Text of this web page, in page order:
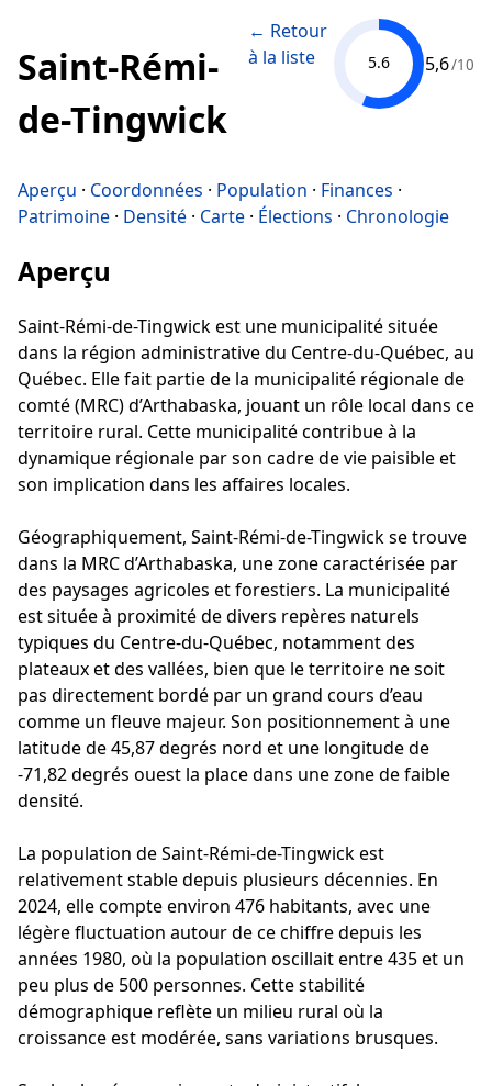
Saint-Rémi-
de-Tingwick
← Retour
à la liste
5.6 5,6/10
Aperçu · Coordonnées · Population · Finances ·
Patrimoine · Densité · Carte · Élections · Chronologie
Aperçu
Saint-Rémi-de-Tingwick est une municipalité située
dans la région administrative du Centre-du-Québec, au
Québec. Elle fait partie de la municipalité régionale de
comté (MRC) d’Arthabaska, jouant un rôle local dans ce
territoire rural. Cette municipalité contribue à la
dynamique régionale par son cadre de vie paisible et
son implication dans les affaires locales.
Géographiquement, Saint-Rémi-de-Tingwick se trouve
dans la MRC d’Arthabaska, une zone caractérisée par
des paysages agricoles et forestiers. La municipalité
est située à proximité de divers repères naturels
typiques du Centre-du-Québec, notamment des
plateaux et des vallées, bien que le territoire ne soit
pas directement bordé par un grand cours d’eau
comme un fleuve majeur. Son positionnement à une
latitude de 45,87 degrés nord et une longitude de
-71,82 degrés ouest la place dans une zone de faible
densité.
La population de Saint-Rémi-de-Tingwick est
relativement stable depuis plusieurs décennies. En
2024, elle compte environ 476 habitants, avec une
légère fluctuation autour de ce chiffre depuis les
années 1980, où la population oscillait entre 435 et un
peu plus de 500 personnes. Cette stabilité
démographique reflète un milieu rural où la
croissance est modérée, sans variations brusques.